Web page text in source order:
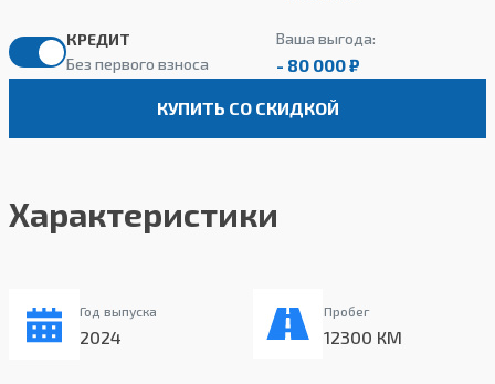
КРЕДИТ
Без первого взноса
Ваша выгода:
- 80 000 ₽
КУПИТЬ СО СКИДКОЙ
Характеристики
Год выпуска
2024
Пробег
12300 КМ